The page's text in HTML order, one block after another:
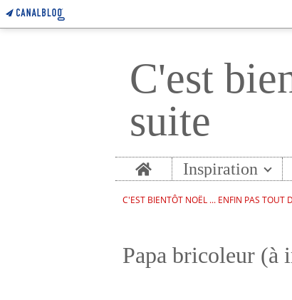
C'est
suite
Home Inspiration
C'EST BIENTÔT NOËL ... ENFIN PAS TOUT
Papa bricoleur